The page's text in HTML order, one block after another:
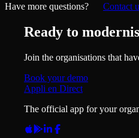
Have more questions?
Contact
Ready to
Join the organisations that
Book your demo
Appli en Direct
The official app for your